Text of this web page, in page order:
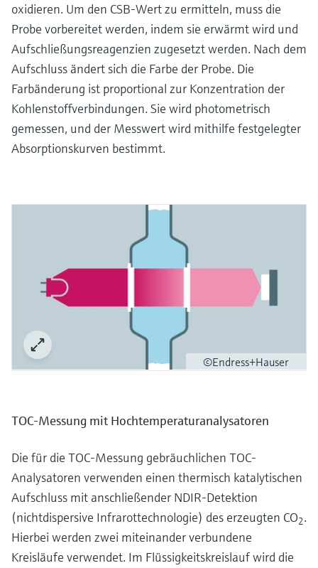
oxidieren. Um den CSB-Wert zu ermitteln, muss die
Probe vorbereitet werden, indem sie erwärmt wird und
Aufschließungsreagenzien zugesetzt werden. Nach dem
Aufschluss ändert sich die Farbe der Probe. Die
Farbänderung ist proportional zur Konzentration der
Kohlenstoffverbindungen. Sie wird photometrisch
gemessen, und der Messwert wird mithilfe festgelegter
Absorptionskurven bestimmt.
©Endress+Hauser
TOC-Messung mit Hochtemperaturanalysatoren
Die für die TOC-Messung gebräuchlichen TOC-
Analysatoren verwenden einen thermisch katalytischen
Aufschluss mit anschließender NDIR-Detektion
(nichtdispersive Infrarottechnologie) des erzeugten CO2.
Hierbei werden zwei miteinander verbundene
Kreisläufe verwendet. Im Flüssigkeitskreislauf wird die